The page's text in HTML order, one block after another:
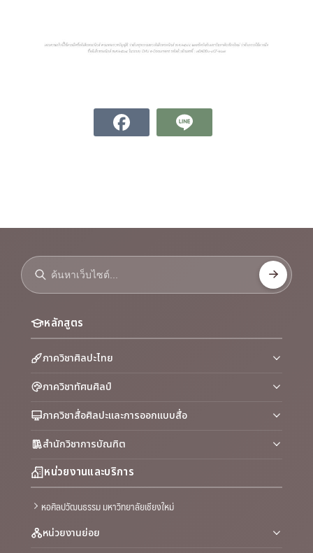
หลักสูตร
ภาควิชาศิลปะไทย
ภาควิชาทัศนศิลป์
ภาควิชาสื่อศิลปะและการออกแบบสื่อ
สำนักวิชาการบัณฑิต
หน่วยงานและบริการ
หอศิลปวัฒนธรรม มหาวิทยาลัยเชียงใหม่
หน่วยงานย่อย